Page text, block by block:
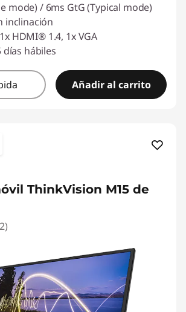
mode) / 6ms GtG (Typical mode)
inclinación
HDMI® 1.4, 1x VGA
días hábiles
Añadir al carrito
ThinkVision M15 de